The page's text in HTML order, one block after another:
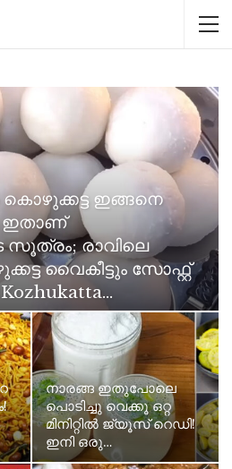
ഇങ്ങനെ
ഇതാണ്
സൂത്രം; രാവിലെ
വൈകീട്ടും സോഫ്റ്റ്
നാരങ്ങ ഇതുപോലെ
പൊടിച്ചു വെക്കൂ ഒറ്റ
മിനിറ്റിൽ ജ്യൂസ് റെഡി!
ഇനി ഒരു…